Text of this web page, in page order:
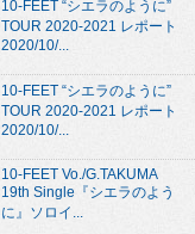
10-FEET “シエラのように”
TOUR 2020-2021 レポート
2020/10/...
10-FEET “シエラのように”
TOUR 2020-2021 レポート
2020/10/...
10-FEET Vo./G.TAKUMA
19th Single『シエラのよう
に』ソロイ...